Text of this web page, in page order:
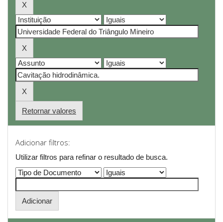
Retornar valores
Adicionar filtros:
Utilizar filtros para refinar o resultado de busca.